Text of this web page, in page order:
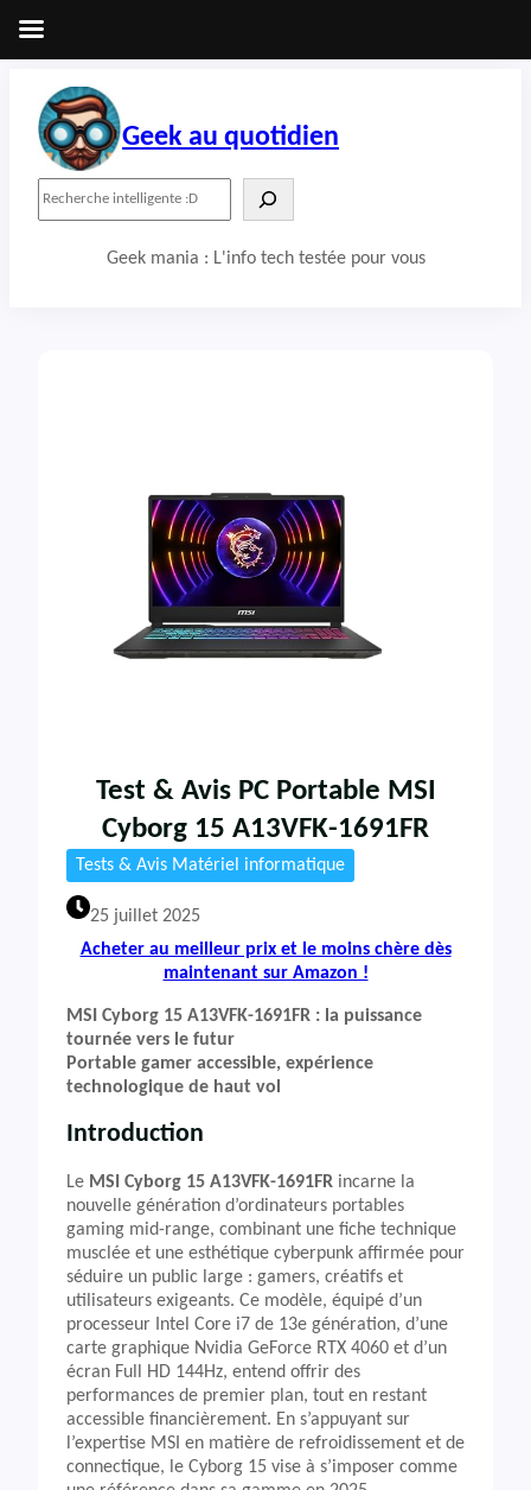
contenu
Geek au quotidien
Geek mania : L'info tech testée pour vous
Test & Avis PC Portable MSI
Cyborg 15 A13VFK-1691FR
Tests & Avis Matériel informatique
25 juillet 2025
Acheter au meilleur prix et le moins chère dès
maintenant sur Amazon !
MSI Cyborg 15 A13VFK-1691FR : la puissance
tournée vers le futur
Portable gamer accessible, expérience
technologique de haut vol
Introduction
Le MSI Cyborg 15 A13VFK-1691FR incarne la
nouvelle génération d’ordinateurs portables
gaming mid-range, combinant une fiche technique
musclée et une esthétique cyberpunk affirmée pour
séduire un public large : gamers, créatifs et
utilisateurs exigeants. Ce modèle, équipé d’un
processeur Intel Core i7 de 13e génération, d’une
carte graphique Nvidia GeForce RTX 4060 et d’un
écran Full HD 144Hz, entend offrir des
performances de premier plan, tout en restant
accessible financièrement. En s’appuyant sur
l’expertise MSI en matière de refroidissement et de
connectique, le Cyborg 15 vise à s’imposer comme